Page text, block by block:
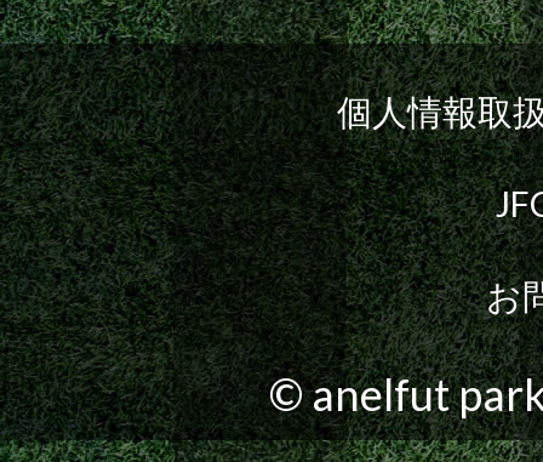
個人情報取
お
© anelfut